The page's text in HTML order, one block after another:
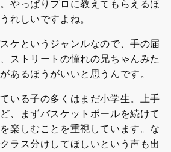
やっぱりプロに教えてもらえるほ
れしいですよね。
ケというジャンルなので、手の届
ストリートの憧れの兄ちゃんみた
あるほうがいいと思うんです。
いる子の多くはまだ小学生。上手
、まずバスケットボールを続けて
楽しむことを重視しています。な
ラス分けしてほしいという声も出